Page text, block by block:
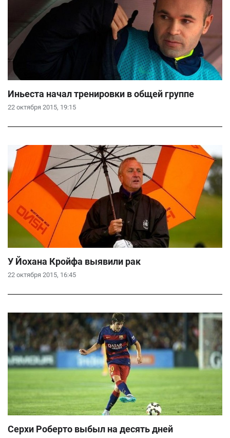
22 октября 2015, 19:15
Иньеста начал тренировки в общей группе
22 октября 2015, 16:45
У Йохана Кройфа выявили рак
Серхи Роберто выбыл на десять дней